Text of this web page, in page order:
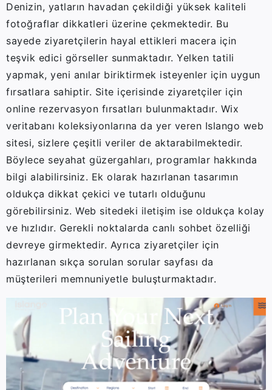
Denizin, yatların havadan çekildiği yüksek kaliteli
fotoğraflar dikkatleri üzerine çekmektedir. Bu
sayede ziyaretçilerin hayal ettikleri macera için
teşvik edici görseller sunmaktadır. Yelken tatili
yapmak, yeni anılar biriktirmek isteyenler için uygun
fırsatlara sahiptir. Site içerisinde ziyaretçiler için
online rezervasyon fırsatları bulunmaktadır. Wix
veritabanı koleksiyonlarına da yer veren Islango web
sitesi, sizlere çeşitli veriler de aktarabilmektedir.
Böylece seyahat güzergahları, programlar hakkında
bilgi alabilirsiniz. Ek olarak hazırlanan tasarımın
oldukça dikkat çekici ve tutarlı olduğunu
görebilirsiniz. Web sitedeki iletişim ise oldukça kolay
ve hızlıdır. Gerekli noktalarda canlı sohbet özelliği
devreye girmektedir. Ayrıca ziyaretçiler için
hazırlanan sıkça sorulan sorular sayfası da
müşterileri memnuniyetle buluşturmaktadır.